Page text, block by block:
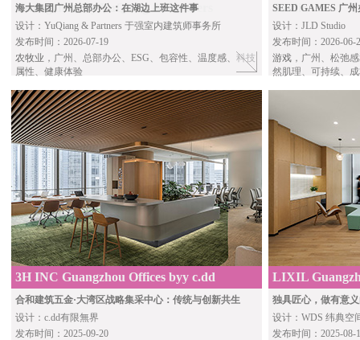
Guangzhou By YuQiang & Partners
海大集团广州总部办公：在湖边上班这件事
设计：YuQiang & Partners 于强室内建筑师事务所
发布时间：2026-07-19
农牧业 ，广州、总部办公、ESG、包容性、温度感、科技
属性、健康体验
Studio
SEED GAMES 广
设计：JLD Studio
发布时间：2026-06-
游戏 ，广州、松弛
然肌理、可持续、
3H INC Guangzhou Offices byy c.dd
合和建筑五金·大湾区战略集采中心：传统与创新共生
设计：c.dd有限無界
发布时间：2025-09-20
LIXIL
独具匠心，做有意
设计：WDS 纬典空
发布时间：2025-08-